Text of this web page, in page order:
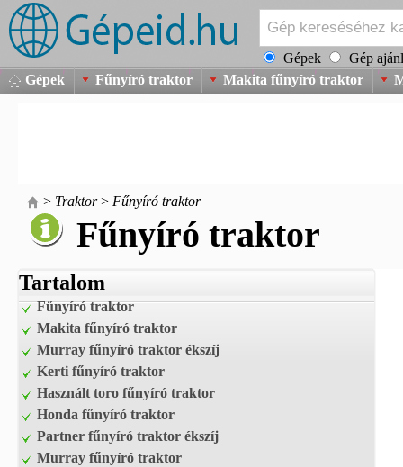
Gépek
Gép
Gépek
Fűnyíró traktor Makita fűnyíró traktor
> Traktor> Fűnyíró traktor
Fűnyíró traktor
Tartalom
Fűnyíró traktor
Makita fűnyíró traktor
Murray fűnyíró traktor ékszíj
Kerti fűnyíró traktor
Használt toro fűnyíró traktor
Honda fűnyíró traktor
Partner fűnyíró traktor ékszíj
Murray fűnyíró traktor